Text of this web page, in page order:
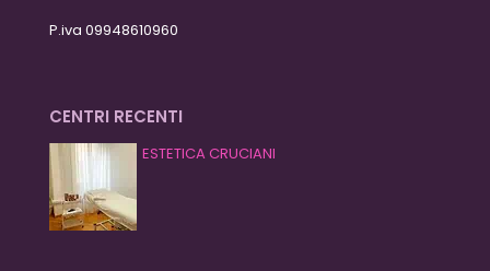
P.iva 09948610960
CENTRI RECENTI
ESTETICA CRUCIANI